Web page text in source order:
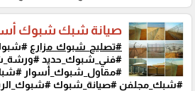
صيانة شبك شبوك
#تصليح_شبوك_مزارع
#فني_شبوك_حديد
#مقاول_شبوك_أسوار
#شبك_مجلفن #صيانة_شبوك